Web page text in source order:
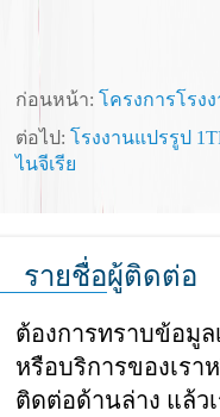
ก่อนหน้า:โครงการโรง
ต่อไป:โรงงานแปรรูป
ไนจีเรีย
รายชื่อผู้ติดต่อ
ต้องการทราบข้อมู
หรือบริการของเรา
ติดต่อด้านล่าง แล้ว